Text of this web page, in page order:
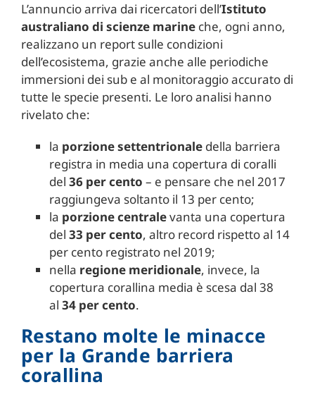
L’annuncio arriva dai ricercatori dell’Istituto
australiano di scienze marineche, ogni anno,
realizzano un report sulle condizioni
dell’ecosistema, grazie anche alle periodiche
immersioni dei sub e al monitoraggio accurato di
tutte le specie presenti. Le loro analisi hanno
rivelato che:
la porzione settentrionaledella barriera
registra in media una copertura di coralli
del 36 per cento – e pensare che nel 2017
raggiungeva soltanto il 13 per cento;
la porzione centralevanta una copertura
del 33 per cento, altro record rispetto al 14
per cento registrato nel 2019;
nella regione meridionale, invece, la
copertura corallina media è scesa dal 38
al 34 per cento.
Restano molte le minacce
per la Grande barriera
corallina